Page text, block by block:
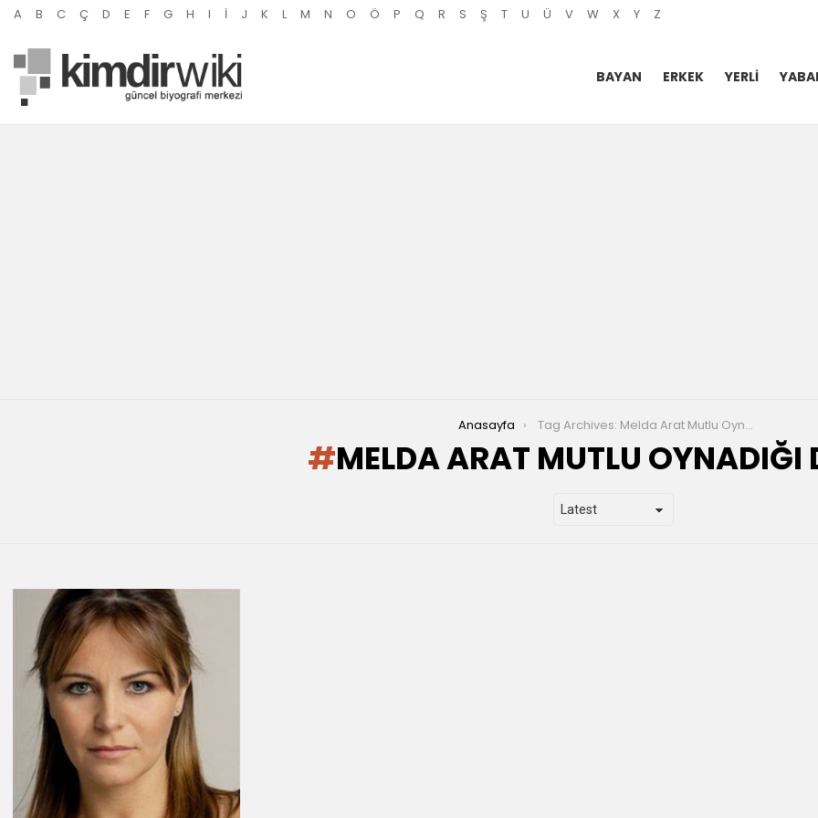
A B C Ç D E F G H I İ J K L M N O Ö P Q R S Ş T U Ü V W X Y Z
BAYAN ERKEK YERLI
Anasayfa Tag Archives: Melda Arat Mutlu Oynadığı Diziler
MELDA ARAT MUTLU OYNADIĞI
STORIES